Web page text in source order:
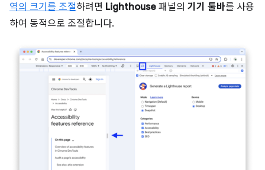
역의 크기를 조절하려면 Lighthouse 패널의 기기 툴바를 사용
하여 동적으로 조절합니다.